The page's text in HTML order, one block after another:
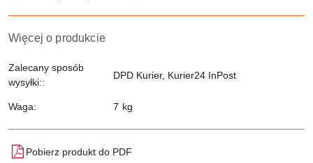
Więcej o produkcie
Zalecany sposób
wysyłki::
DPD Kurier, Kurier24 InPost
Waga: 7 kg
Pobierz produkt do PDF